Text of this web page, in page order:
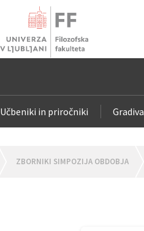
Učbeniki in priročniki Gradiva
ZBORNIKI SIMPOZIJA OBDOBJA